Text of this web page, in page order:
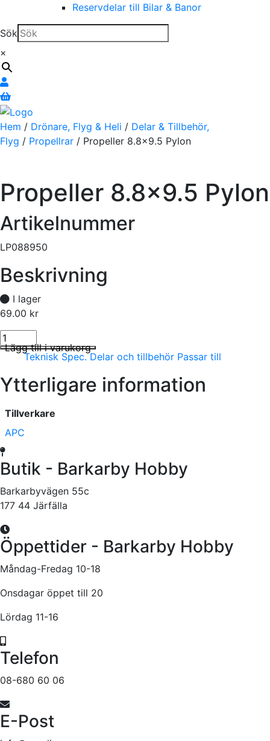
Reservdelar till Bilar & Banor
Sök
×
Hem / Drönare, Flyg & Heli / Delar & Tillbehör,
Flyg / Propellrar / Propeller 8.8×9.5 Pylon
Propeller 8.8×9.5 Pylon
Artikelnummer
LP088950
Beskrivning
I lager
69.00 kr
I lager
Propeller 8.8x9.5 Pylon mängd
Lägg till i varukorg
Teknisk Spec. Delar och tillbehör Passar till
Ytterligare information
Tillverkare
APC
Butik - Barkarby Hobby
Barkarbyvägen 55c
177 44 Järfälla
Öppettider - Barkarby Hobby
Måndag-Fredag 10-18
Onsdagar öppet till 20
Lördag 11-16
Telefon
08-680 60 06
E-Post